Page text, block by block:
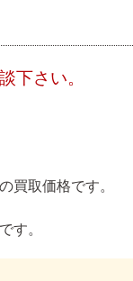
下さい。
買取価格です。
す。